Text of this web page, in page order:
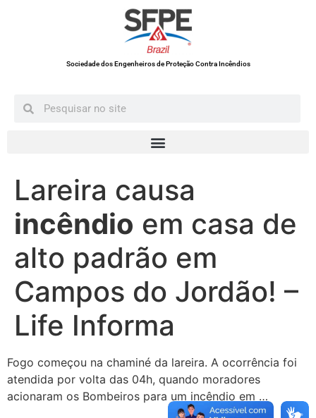
Sociedade dos Engenheiros de Proteção Contra Incêndios
Lareira causa
incêndio em casa de
alto padrão em
Campos do Jordão! –
Life Informa
Fogo começou na chaminé da lareira. A ocorrência foi
atendida por volta das 04h, quando moradores
acionaram os Bombeiros para um incêndio em …